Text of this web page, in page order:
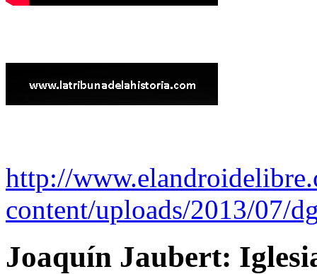
http://
content/uploads/2013/07/
Joaquín Jaubert: